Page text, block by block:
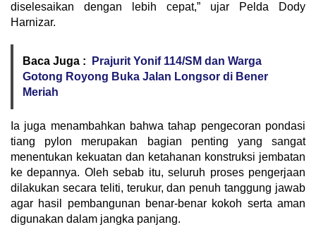
diselesaikan dengan lebih cepat,” ujar Pelda Dody
Harnizar.
Baca Juga :
Prajurit Yonif 114/SM dan Warga
Gotong Royong Buka Jalan Longsor di Bener
Meriah
Ia juga menambahkan bahwa tahap pengecoran pondasi
tiang pylon merupakan bagian penting yang sangat
menentukan kekuatan dan ketahanan konstruksi jembatan
ke depannya. Oleh sebab itu, seluruh proses pengerjaan
dilakukan secara teliti, terukur, dan penuh tanggung jawab
agar hasil pembangunan benar-benar kokoh serta aman
digunakan dalam jangka panjang.